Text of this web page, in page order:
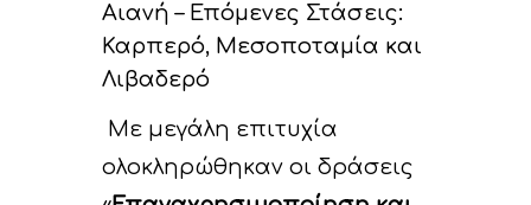
Αιανή – Επόμενες Στάσεις:
Καρπερό, Μεσοποταμία και
Λιβαδερό
Με μεγάλη επιτυχία
ολοκληρώθηκαν οι δράσεις